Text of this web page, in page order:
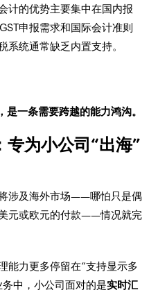
计的优势主要集中在国内报
申报需求和国际会计准则
系统通常缺乏内置支持。
是一条需要跨越的能力鸿沟。
为小公司“出海”
涉及海外市场——哪怕只是偶
元或欧元的付款——情况就完
能力更多停留在“支持显示多
中，小公司面对的是实时汇